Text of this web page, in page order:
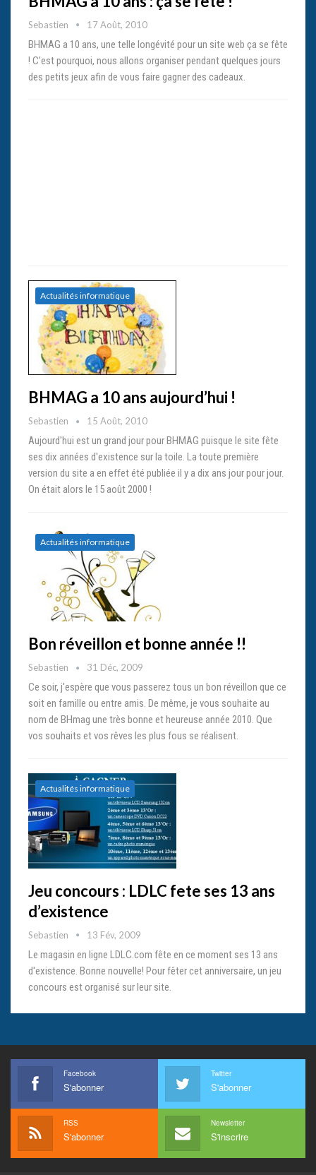
Sebastien 17 Août, 2010
BHMAG a 10 ans, une telle longévité pour un site web ça se fête
! C'est pourquoi, nous allons organiser pendant quelques jours
des petits jeux afin de vous faire gagner des cadeaux.
Actualités informatique
BHMAG a 10 ans aujourd’hui !
Sebastien 15 Août, 2010
Aujourd'hui est un grand jour pour BHMAG puisque le site fête
ses dix années d'existence sur la toile. La toute première
version du site a en effet été publiée il y a dix ans jour pour jour.
On était alors le 15 août 2000 !
Actualités informatique
Bon réveillon et bonne année !!
Sebastien 31 Déc, 2009
Ce soir, j'espère que vous passerez tous un bon réveillon que ce
soit en famille ou entre amis. De même, je vous souhaite au
nom de BHmag une très bonne et heureuse année 2010. Que
vos souhaits et vos rêves les plus fous se réalisent.
Actualités informatique
Jeu concours : LDLC fete ses 13 ans
d’existence
Sebastien 13 Fév, 2009
Le magasin en ligne LDLC.com fête en ce moment ses 13 ans
d'existence. Bonne nouvelle! Pour fêter cet anniversaire, un jeu
concours est organisé sur leur site.
Facebook
S'abonner
Twitter
S'abonner
RSS
S'abonner
Newsletter
S'inscrire